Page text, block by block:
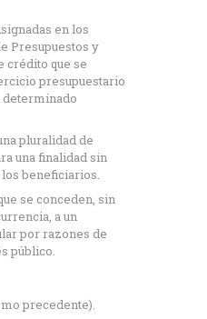
en los
Presupuestos y
crédito que se
presupuestario
determinado
pluralidad de
una finalidad sin
beneficiarios.
se conceden, sin
a un
por razones de
público.
precedente).